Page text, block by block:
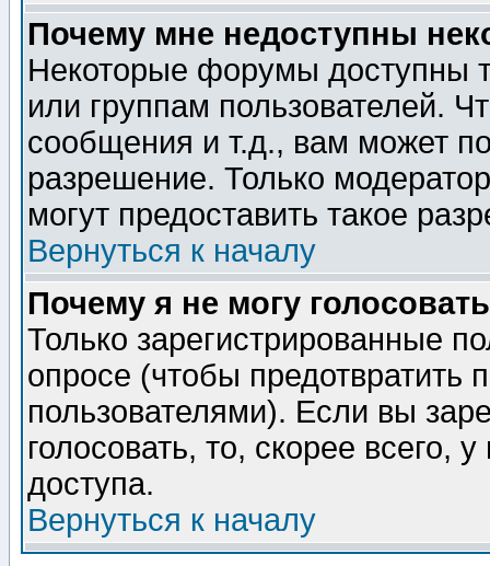
Почему мне недоступны
Некоторые форумы доступны
или группам пользователей.
сообщения и т.д., вам может
разрешение. Только
могут предоставить такое
Вернуться к началу
Почему я не могу
Только зарегистрированные
опросе (чтобы предотвратить
пользователями). Если вы
голосовать, то, скорее всего,
доступа.
Вернуться к началу